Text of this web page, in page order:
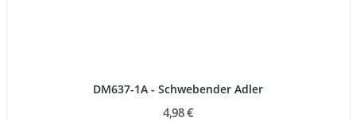
DM637-1A - Schwebender Adler
4,98 €